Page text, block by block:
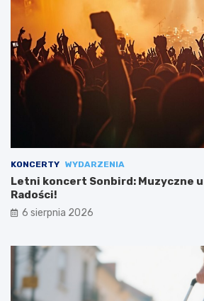
KONCERTY WYDARZENIA
Letni koncert Sonbird: Muzyczne
Radości!
6 sierpnia 2026